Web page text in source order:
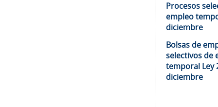
Procesos
empleo
diciembre
Bolsas de
selectivos de
temporal Ley
diciembre